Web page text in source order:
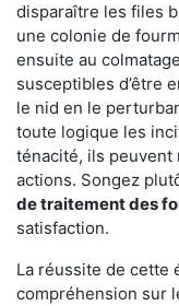
disparaître les files
une colonie de
ensuite au
susceptibles d’être
le nid en le
toute logique les
ténacité, ils peuvent
actions. Songez
de traitement des
satisfaction.
La réussite de cette
compréhension sur